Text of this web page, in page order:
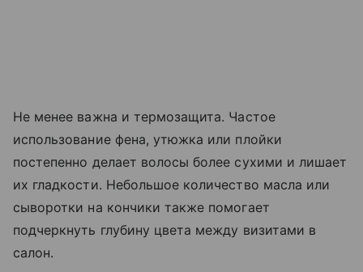
Не менее важна и термозащита. Частое
использование фена, утюжка или плойки
постепенно делает волосы более сухими и лишает
их гладкости. Небольшое количество масла или
сыворотки на кончики также помогает
подчеркнуть глубину цвета между визитами в
салон.